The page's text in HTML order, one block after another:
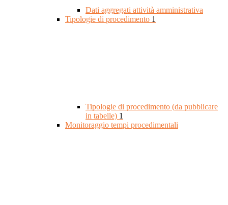
Dati aggregati attività amministrativa
Tipologie di procedimento 1
Tipologie di procedimento (da pubblicare
in tabelle) 1
Monitoraggio tempi procedimentali